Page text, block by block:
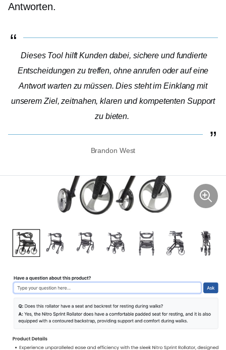
Antworten.
Dieses Tool hilft Kunden dabei, sichere und fundierte
Entscheidungen zu treffen, ohne anrufen oder auf eine
Antwort warten zu müssen. Dies steht im Einklang mit
unserem Ziel, zeitnahen, klaren und kompetenten Support
zu bieten.
Brandon West